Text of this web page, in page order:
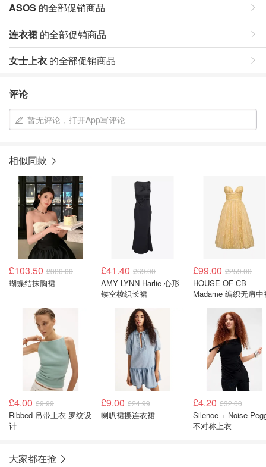
ASOS 的全部促销商品
连衣裙 的全部促销商品
女士上衣 的全部促销商品
评论
暂无评论，打开App写评论
相似同款
£103.50 £380.00
蝴蝶结抹胸裙
£41.40 £69.00
AMY LYNN Harlie 心形
镂空梭织长裙
£99.00 £259.00
HOUSE OF CB
Madame 编织无肩中
£4.00 £9.99
Ribbed 吊带上衣 罗纹设
计
£9.00 £24.99
喇叭裙摆连衣裙
£4.20 £32.00
Silence + Noise
不对称上衣
大家都在抢